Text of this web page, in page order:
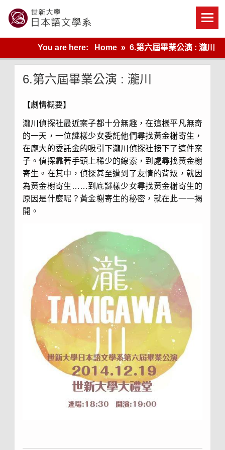
content
世新大學教學單位的網站
You are here:
Home 6.第六屆畢業公演 : 瀧川
6.第六屆畢業公演 : 瀧川
【劇情概要】
瀧川偵探社最近案子都十分無趣，在這樣平凡無奇
的一天，一位謎樣少女委託他們尋找黃金榭寄生，
在龐大的委託金的吸引下瀧川偵探社接下了這件案
子。偵探靠著手頭上稀少的線索，到處尋找黃金榭
寄生。在其中，偵探甚至遭到了友情的背叛，就因
為黃金榭寄生……到底謎樣少女尋找黃金榭寄生的
原因是什麼呢？黃金榭寄生的秘密，就在此一一揭
開。